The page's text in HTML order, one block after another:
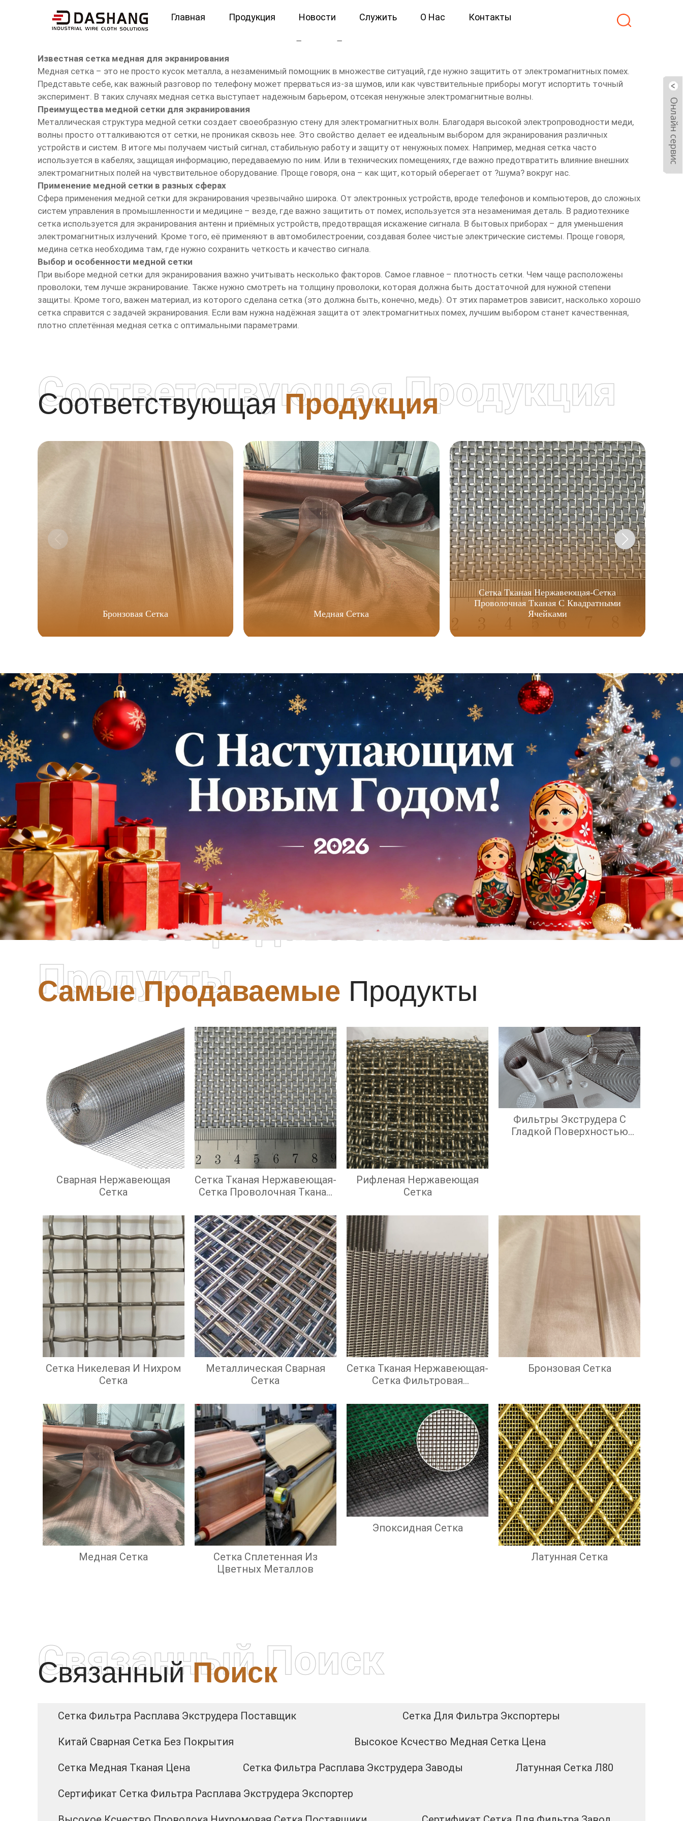
Главная Продукция Новости Служить О Нас Контакты
известный сетка медная для экранирования
Известная сетка медная для экранирования
Медная сетка – это не просто кусок металла, а незаменимый помощник в множестве ситуаций, где нужно защитить от электромагнитных помех.
Представьте себе, как важный разговор по телефону может прерваться из-за шумов, или как чувствительные приборы могут испортить точный
эксперимент. В таких случаях медная сетка выступает надежным барьером, отсекая ненужные электромагнитные волны.
Преимущества медной сетки для экранирования
Металлическая структура медной сетки создает своеобразную стену для электромагнитных волн. Благодаря высокой электропроводности меди,
волны просто отталкиваются от сетки, не проникая сквозь нее. Это свойство делает ее идеальным выбором для экранирования различных
устройств и систем. В итоге мы получаем чистый сигнал, стабильную работу и защиту от ненужных помех. Например, медная сетка часто
используется в кабелях, защищая информацию, передаваемую по ним. Или в технических помещениях, где важно предотвратить влияние внешних
электромагнитных полей на чувствительное оборудование. Проще говоря, она – как щит, который оберегает от ?шума? вокруг нас.
Применение медной сетки в разных сферах
Сфера применения медной сетки для экранирования чрезвычайно широка. От электронных устройств, вроде телефонов и компьютеров, до сложных
систем управления в промышленности и медицине – везде, где важно защитить от помех, используется эта незаменимая деталь. В радиотехнике
сетка используется для экранирования антенн и приёмных устройств, предотвращая искажение сигнала. В бытовых приборах – для уменьшения
электромагнитных излучений. Кроме того, её применяют в автомобилестроении, создавая более чистые электрические системы. Проще говоря,
медина сетка необходима там, где нужно сохранить четкость и качество сигнала.
Выбор и особенности медной сетки
При выборе медной сетки для экранирования важно учитывать несколько факторов. Самое главное – плотность сетки. Чем чаще расположены
проволоки, тем лучше экранирование. Также нужно смотреть на толщину проволоки, которая должна быть достаточной для нужной степени
защиты. Кроме того, важен материал, из которого сделана сетка (это должна быть, конечно, медь). От этих параметров зависит, насколько хорошо
сетка справится с задачей экранирования. Если вам нужна надёжная защита от электромагнитных помех, лучшим выбором станет качественная,
плотно сплетённая медная сетка с оптимальными параметрами.
СоответствующаяПродукция
Соответствующая Продукция
Бронзовая Сетка Медная Сетка
Сетка Тканая Нержавеющая-Сетка
Проволочная Тканая С Квадратными
Ячейками
Самые Продаваемые Продукты
Самые Продаваемые
Продукты
Сварная Нержавеющая
Сетка
Сетка Тканая Нержавеющая-
Сетка Проволочная Тканая
Рифленая Нержавеющая
Сетка
Фильтры Экструдера С
Гладкой Поверхностью
Сетка Никелевая И Нихром
Сетка
Металлическая Сварная
Сетка
Сетка Тканая Нержавеющая-
Сетка Фильтровая
Бронзовая Сетка
Медная Сетка
Сетка Сплетенная Из
Цветных Металлов
Эпоксидная Сетка
Латунная Сетка
СвязанныйПоиск
Связанный Поиск
Сетка Фильтра Расплава Экструдера Поставщик Сетка Для Фильтра Экспортеры
Китай Сварная Сетка Без Покрытия Высокое Ксчество Медная Сетка Цена
Сетка Медная Тканая Цена Сетка Фильтра Расплава Экструдера Заводы Латунная Сетка Л80
Сертификат Сетка Фильтра Расплава Экструдера Экспортер